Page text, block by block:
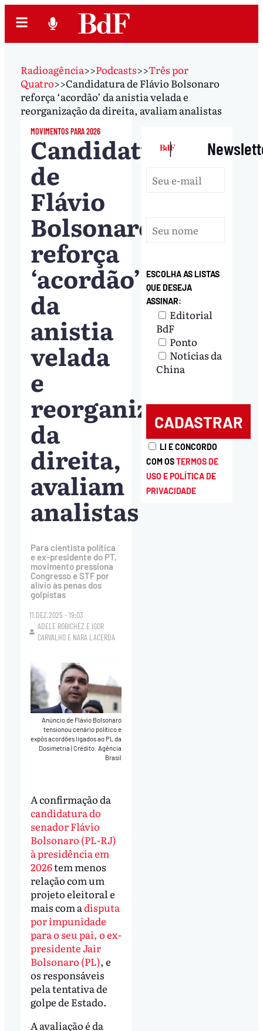
Radioagência>>Podcasts>>Três por
Quatro>>Candidatura de Flávio Bolsonaro
reforça ‘acordão’ da anistia velada e
reorganização da direita, avaliam analistas
MOVIMENTOS PARA 2026
Candidatura
de
Flávio
Bolsonaro
reforça
‘acordão’
da
anistia
velada
e
reorganização
da
direita,
avaliam
analistas
Para cientista política
e ex-presidente do PT,
movimento pressiona
Congresso e STF por
alívio às penas dos
golpistas
11.DEZ.2025 - 19:03
ADELE ROBICHEZ E IGOR
CARVALHO E NARA LACERDA
Anúncio de Flávio Bolsonaro
tensionou cenário político e
expôs acordões ligados ao PL da
Dosimetria Crédito: Agência
Brasil
A confirmação da
candidatura do
senador Flávio
Bolsonaro (PL-RJ)
à presidência em
2026tem menos
relação com um
projeto eleitoral e
mais com adisputa
por impunidade
para o seu pai, o ex-
presidente Jair
Bolsonaro (PL), e
os responsáveis
pela tentativa de
golpe de Estado.
A avaliação é da
|
ESCOLHA AS LISTAS
QUE DESEJA
ASSINAR:
Editorial
BdF
Ponto
Notícias da
China
LI E CONCORDO
COM OSTERMOS DE
USO E POLÍTICA DE
PRIVACIDADE